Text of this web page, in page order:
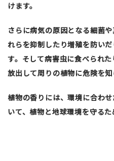
けます。
さらに病気の原因となる細菌
れらを抑制したり増殖を防い
す。そして病害虫に食べられ
放出して周りの植物に危険を知
植物の香りには、環境に合わ
いて、植物と地球環境を守る